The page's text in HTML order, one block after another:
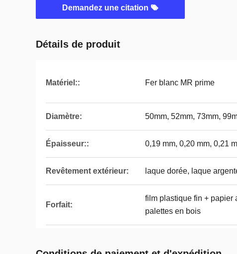
Demandez une citation
Détails de produit
Matériel:: Fer blanc MR prime
Diamètre: 50mm, 52mm, 73mm,
Épaisseur:: 0,19 mm, 0,20 mm, 0,21
Revêtement extérieur: laque dorée, laque
Forfait:
film plastique fin + papier
palettes en bois